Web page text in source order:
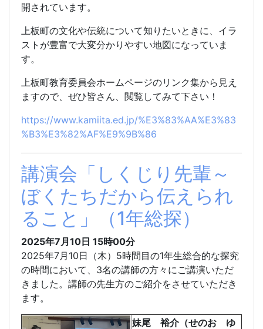
開されています。
上板町の文化や伝統について知りたいときに、イラ
ストが豊富で大変分かりやすい地図になっていま
す。
上板町教育委員会ホームページのリンク集から見え
ますので、ぜひ皆さん、閲覧してみて下さい！
https://www.kamiita.ed.jp/%E3%83%AA%E3%83
%B3%E3%82%AF%E9%9B%86
講演会「しくじり先輩～
ぼくたちだから伝えられ
ること」（1年総探）
2025年7月10日 15時00分
2025年7月10日（木）5時間目の1年生総合的な探究
の時間において、3名の講師の方々にご講演いただ
きました。講師の先生方のご紹介をさせていただき
ます。
妹尾 裕介（せのお ゆ